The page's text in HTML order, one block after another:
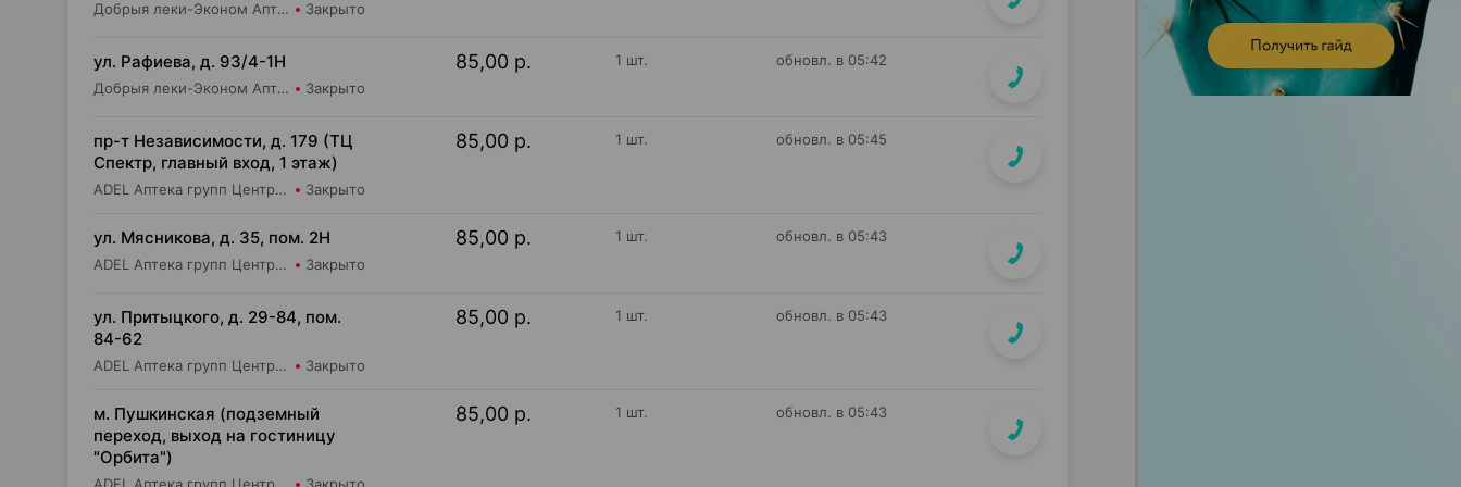
Добрыя леки-Эконом Аптека групп Центр ООО Аптека №17 Закрыто
ул. Рафиева, д. 93/4-1Н
Добрыя леки-Эконом Аптека групп Центр ООО Аптека №1 Закрыто
85,00 р. 1 шт. обновл. в 05:42
пр-т Независимости, д. 179 (ТЦ
Спектр, главный вход, 1 этаж)
ADEL Аптека групп Центр ООО Аптека №61 Закрыто
85,00 р. 1 шт. обновл. в 05:45
ул. Мясникова, д. 35, пом. 2Н
ADEL Аптека групп Центр ООО Аптека №18 Закрыто
85,00 р. 1 шт. обновл. в 05:43
ул. Притыцкого, д. 29-84, пом.
84-62
ADEL Аптека групп Центр ООО Аптека №110 Закрыто
85,00 р. 1 шт. обновл. в 05:43
м. Пушкинская (подземный
переход, выход на гостиницу
"Орбита")
85,00 р. 1 шт. обновл. в 05:43